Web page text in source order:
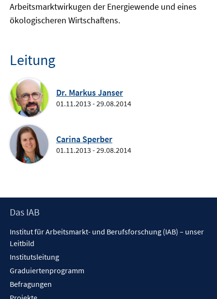
Arbeitsmarktwirkugen der Energiewende und eines
ökologischeren Wirtschaftens.
Leitung
Dr. Markus Janser
01.11.2013 - 29.08.2014
Carina Sperber
01.11.2013 - 29.08.2014
Footer
Das IAB
Institut für Arbeitsmarkt- und Berufsforschung (IAB) – unser
Leitbild
Institutsleitung
Graduiertenprogramm
Befragungen